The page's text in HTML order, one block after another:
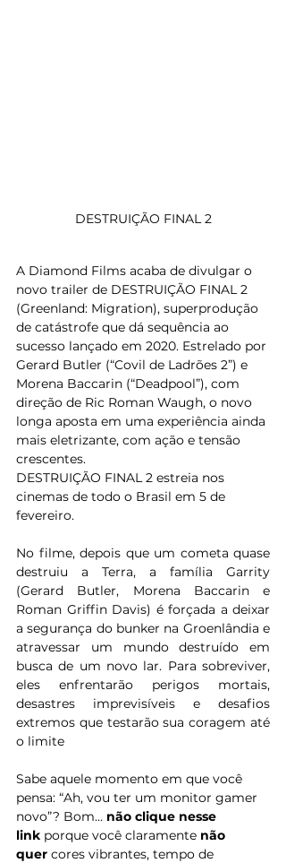
DESTRUIÇÃO FINAL 2
A Diamond Films acaba de divulgar o
novo trailer de DESTRUIÇÃO FINAL 2
(Greenland: Migration), superprodução
de catástrofe que dá sequência ao
sucesso lançado em 2020. Estrelado por
Gerard Butler (“Covil de Ladrões 2”) e
Morena Baccarin (“Deadpool”), com
direção de Ric Roman Waugh, o novo
longa aposta em uma experiência ainda
mais eletrizante, com ação e tensão
crescentes.
DESTRUIÇÃO FINAL 2 estreia nos
cinemas de todo o Brasil em 5 de
fevereiro.
No filme, depois que um cometa quase
destruiu a Terra, a família Garrity
(Gerard Butler, Morena Baccarin e
Roman Griffin Davis) é forçada a deixar
a segurança do bunker na Groenlândia e
atravessar um mundo destruído em
busca de um novo lar. Para sobreviver,
eles enfrentarão perigos mortais,
desastres imprevisíveis e desafios
extremos que testarão sua coragem até
o limite
Sabe aquele momento em que você
pensa: “Ah, vou ter um monitor gamer
novo”? Bom… não clique nesse
link porque você claramente não
quer cores vibrantes, tempo de